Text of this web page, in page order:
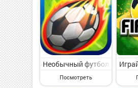
Необычный футбол без
Посмотреть